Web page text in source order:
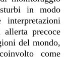
in modo
precoce
del mondo,
come